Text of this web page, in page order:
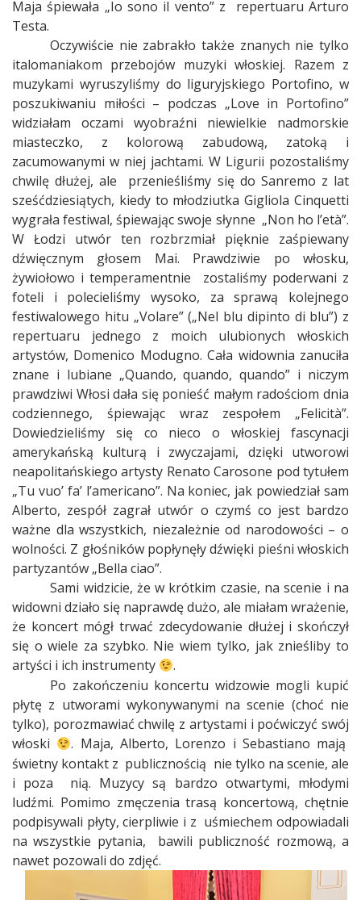
Maja śpiewała „Io sono il vento” z
repertuaru Arturo
Testa.
Oczywiście nie zabrakło także znanych nie tylko
italomaniakom przebojów muzyki włoskiej. Razem z
muzykami wyruszyliśmy do liguryjskiego Portofino, w
poszukiwaniu miłości – podczas „Love in Portofino”
widziałam oczami wyobraźni niewielkie nadmorskie
miasteczko, z kolorową zabudową, zatoką i
zacumowanymi w niej jachtami. W Ligurii pozostaliśmy
chwilę dłużej, ale
przenieśliśmy się do Sanremo z lat
sześćdziesiątych, kiedy to młodziutka Gigliola Cinquetti
wygrała festiwal, śpiewając swoje słynne „Non ho l’età”.
W Łodzi utwór ten rozbrzmiał pięknie zaśpiewany
dźwięcznym głosem Mai. Prawdziwie po włosku,
żywiołowo i temperamentnie
zostaliśmy poderwani z
foteli i polecieliśmy wysoko, za sprawą kolejnego
festiwalowego hitu „Volare” („Nel blu dipinto di blu”) z
repertuaru jednego z moich ulubionych włoskich
artystów, Domenico Modugno. Cała widownia zanuciła
znane i lubiane „Quando, quando, quando” i niczym
prawdziwi Włosi dała się ponieść małym radościom dnia
codziennego, śpiewając wraz zespołem „Felicità”.
Dowiedzieliśmy się co nieco o włoskiej fascynacji
amerykańską kulturą i zwyczajami, dzięki utworowi
neapolitańskiego artysty Renato Carosone pod tytułem
„Tu vuo’ fa’ l’americano”. Na koniec, jak powiedział sam
Alberto, zespół zagrał utwór o czymś co jest bardzo
ważne dla wszystkich, niezależnie od narodowości – o
wolności. Z głośników popłynęły dźwięki pieśni włoskich
partyzantów „Bella ciao”.
Sami widzicie, że w krótkim czasie, na scenie i na
widowni działo się naprawdę dużo, ale miałam wrażenie,
że koncert mógł trwać zdecydowanie dłużej i skończył
się o wiele za szybko. Nie wiem tylko, jak znieśliby to
artyści i ich instrumenty
.
Po zakończeniu koncertu widzowie mogli kupić
płytę z utworami wykonywanymi na scenie (choć nie
tylko), porozmawiać chwilę z artystami i poćwiczyć swój
włoski
. Maja, Alberto, Lorenzo i Sebastiano mają
świetny kontakt z publicznością nie tylko na scenie, ale
i poza
nią. Muzycy są bardzo otwartymi, młodymi
ludźmi. Pomimo zmęczenia trasą koncertową, chętnie
podpisywali płyty, cierpliwie i z uśmiechem odpowiadali
na wszystkie pytania,
bawili publiczność rozmową, a
nawet pozowali do zdjęć.